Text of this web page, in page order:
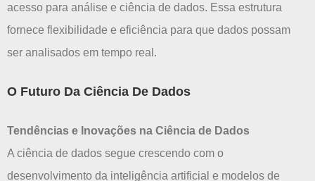
acesso para análise e ciência de dados. Essa estrutura
fornece flexibilidade e eficiência para que dados possam
ser analisados em tempo real.
O Futuro Da Ciência De Dados
Tendências e Inovações na Ciência de Dados
A ciência de dados segue crescendo com o
desenvolvimento da inteligência artificial e modelos de